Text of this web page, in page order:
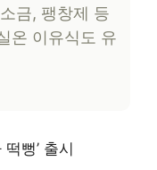
금, 팽창제 등
온 이유식도 유
뻥’ 출시